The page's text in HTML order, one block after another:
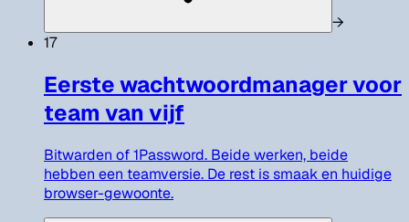
→
17
Eerste wachtwoordmanager voor
team van vijf
Bitwarden of 1Password. Beide werken, beide
hebben een teamversie. De rest is smaak en huidige
browser-gewoonte.